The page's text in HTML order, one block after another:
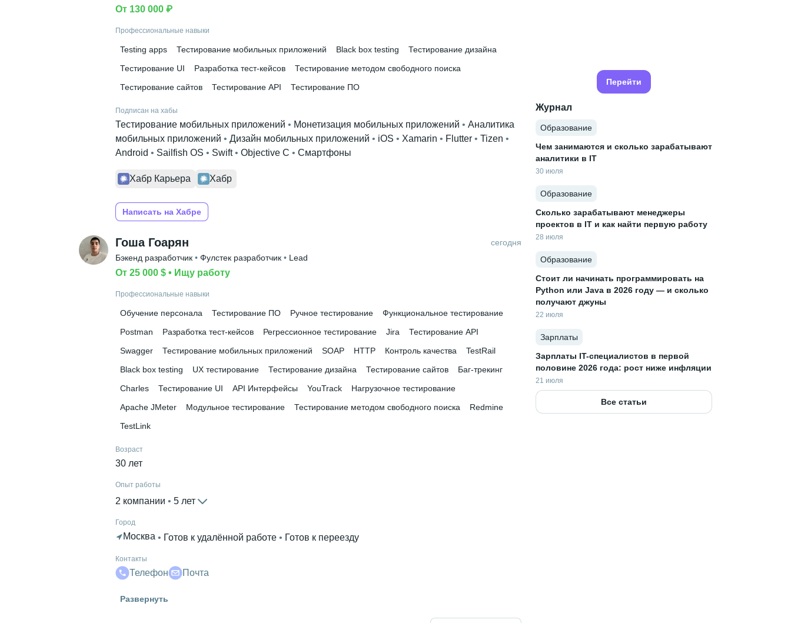
От 130 000 ₽
Профессиональные навыки
Testing apps Тестирование мобильных приложений Black box testing
Тестирование дизайна
Тестирование UI
Разработка тест-кейсов
Тестирование методом свободного поиска
Тестирование сайтов
Тестирование API Тестирование ПО
Подписан на хабы
Тестирование мобильных приложений • Монетизация мобильных приложений • Аналитика
мобильных приложений • Дизайн мобильных приложений • iOS • Xamarin • Flutter • Tizen
Android • Sailfish OS • Swift • Objective C • Смартфоны
Хабр Карьера Хабр
Написать на Хабре
Гоша Гоарян
сегодня
Бэкенд разработчик • Фулстек разработчик • Lead
От 25 000 $ • Ищу работу
Профессиональные навыки
Обучение персонала Тестирование ПО Ручное тестирование
Функциональное тестирование
Postman
Разработка тест-кейсов Регрессионное тестирование Jira
Тестирование API
Swagger
Тестирование мобильных приложений SOAP HTTP Контроль качества
TestRail
Black box testing
UX тестирование Тестирование дизайна Тестирование сайтов
Баг-трекинг
Charles
Тестирование UI API Интерфейсы YouTrack
Нагрузочное тестирование
Apache JMeter
Модульное тестирование Тестирование методом свободного поиска
Redmine
TestLink
Возраст
30 лет
Опыт работы
2 компании 5 лет
Город
Москва • Готов к удалённой работе • Готов к переезду
Контакты
Телефон Почта
Развернуть
Перейти
Журнал
Образование
Чем занимаются и сколько зарабатывают
аналитики в IT
30 июля
Образование
Сколько зарабатывают менеджеры
проектов в IT и как найти первую работу
28 июля
Образование
Стоит ли начинать программировать на
Python или Java в 2026 году — и сколько
получают джуны
22 июля
Зарплаты
Зарплаты IT-специалистов в первой
половине 2026 года: рост ниже инфляции
21 июля
Все статьи